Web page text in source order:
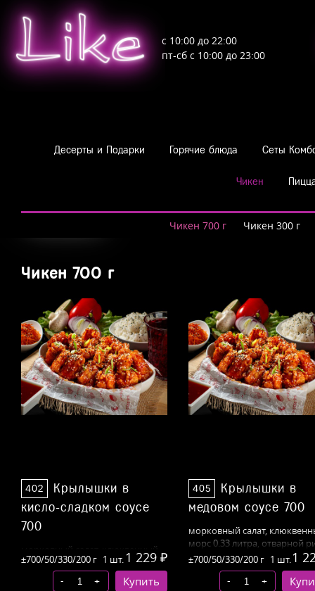
с 10:00 до 22:00
пт-сб с 10:00 до 23:00
Десерты и Подарки Горячие блюда Сеты
Чикен
Чикен 700 г Чикен 300 г
Чикен
Чикен 700 г
402
Крылышки в
кисло-сладком соусе
700
морковный
салат, клюквенный
морс 0.33 литра, отварной рис
±700/50/330/200 г 1 шт.1 229 ₽
- + Купить
405
Крылышки в
медовом соусе 700
морковныйсалат,
морс 0.33 литра, отварной
±700/50/330/200 г 1 шт.1
- +